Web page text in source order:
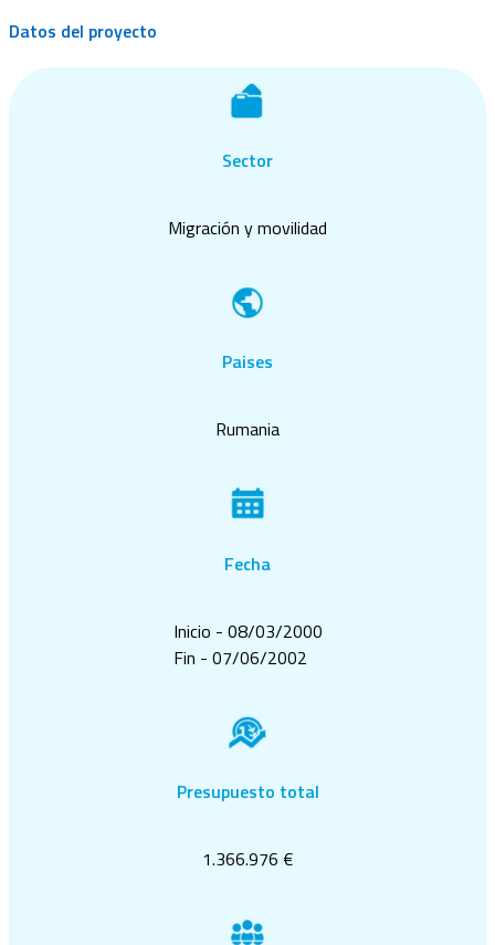
Datos del proyecto
Sector
Migración y movilidad
Paises
Rumania
Fecha
Inicio - 08/03/2000
Fin - 07/06/2002
Presupuesto total
1.366.976 €